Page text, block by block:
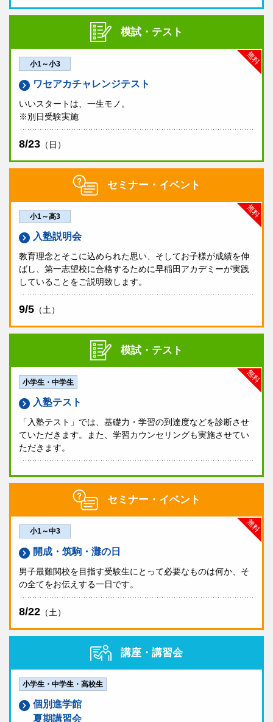
模試・テスト
無料
小1～小3
ワセアカチャレンジテスト
いいスタートは、一生モノ。
※別日受験実施
8/23 （日）
セミナー・イベント
無料
小1～高3
入塾説明会
教育理念とそこに込められた思い、そしてお子様が成績を伸
ばし、第一志望校に合格するために早稲田アカデミーが実践
していることをご説明致します。
9/5 （土）
模試・テスト
無料
小学生・中学生
入塾テスト
「入塾テスト」では、基礎力・学習の到達度などを診断させ
ていただきます。また、学習カウンセリングも実施させてい
ただきます。
セミナー・イベント
無料
小1～中3
開成・筑駒・灘の日
男子最難関校を目指す受験生にとって必要なものは何か、そ
の全てをお伝えする一日です。
8/22 （土）
講座・講習会
小学生・中学生・高校生
個別進学館
夏期講習会